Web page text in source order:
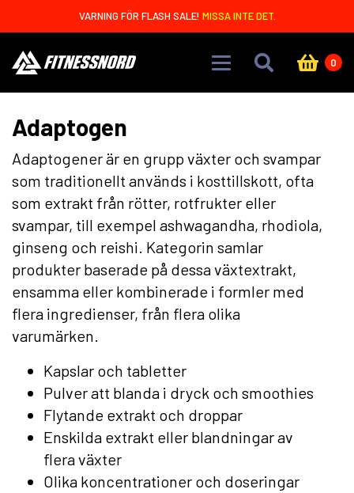
VARNING FÖR FLASH SALE! MISSA INTE DET.
0
Adaptogen
Adaptogener är en grupp växter och svampar
som traditionellt används i kosttillskott, ofta
som extrakt från rötter, rotfrukter eller
svampar, till exempel ashwagandha, rhodiola,
ginseng och reishi. Kategorin samlar
produkter baserade på dessa växtextrakt,
ensamma eller kombinerade i formler med
flera ingredienser, från flera olika
varumärken.
Kapslar och tabletter
Pulver att blanda i dryck och smoothies
Flytande extrakt och droppar
Enskilda extrakt eller blandningar av
flera växter
Olika koncentrationer och doseringar